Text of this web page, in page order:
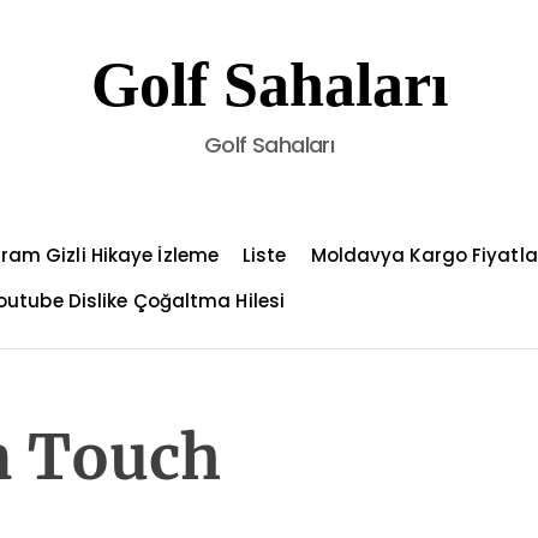
Golf Sahaları
Golf Sahaları
Gizli Hikaye İzleme Liste
Moldavya Kargo
Dislike Çoğaltma Hilesi
Touch